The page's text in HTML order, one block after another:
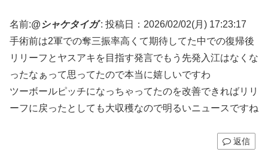
名前:@シャケタイガ: 投稿日：2026/02/02(月) 17:23:17
手術前は2軍での奪三振率高くて期待してた中での復帰後
リリーフとヤスアキを目指す発言でもう先発入江はなくな
ったなぁって思ってたので本当に嬉しいですわ
ツーボールピッチになっちゃってたのを改善できればリリ
ーフに戻ったとしても大収穫なので明るいニュースですね
返信